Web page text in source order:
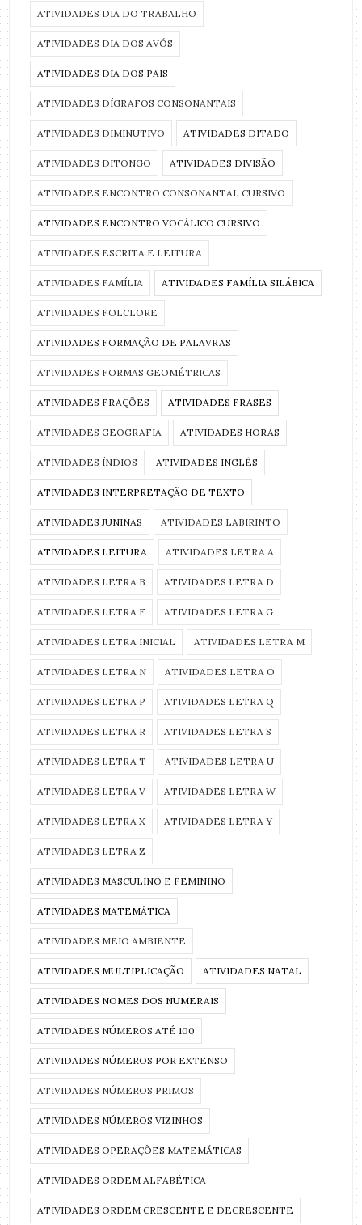
ATIVIDADES DIA DO TRABALHO
ATIVIDADES DIA DOS AVÓS
ATIVIDADES DIA DOS PAIS
ATIVIDADES DÍGRAFOS CONSONANTAIS
ATIVIDADES DIMINUTIVO ATIVIDADES DITADO
ATIVIDADES DITONGO ATIVIDADES DIVISÃO
ATIVIDADES ENCONTRO CONSONANTAL CURSIVO
ATIVIDADES ENCONTRO VOCÁLICO CURSIVO
ATIVIDADES ESCRITA E LEITURA
ATIVIDADES FAMÍLIA ATIVIDADES FAMÍLIA SILÁBICA
ATIVIDADES FOLCLORE
ATIVIDADES FORMAÇÃO DE PALAVRAS
ATIVIDADES FORMAS GEOMÉTRICAS
ATIVIDADES FRAÇÕES ATIVIDADES FRASES
ATIVIDADES GEOGRAFIA ATIVIDADES HORAS
ATIVIDADES ÍNDIOS ATIVIDADES INGLÊS
ATIVIDADES INTERPRETAÇÃO DE TEXTO
ATIVIDADES JUNINAS ATIVIDADES LABIRINTO
ATIVIDADES LEITURA ATIVIDADES LETRA A
ATIVIDADES LETRA B ATIVIDADES LETRA D
ATIVIDADES LETRA F ATIVIDADES LETRA G
ATIVIDADES LETRA INICIAL ATIVIDADES LETRA M
ATIVIDADES LETRA N ATIVIDADES LETRA O
ATIVIDADES LETRA P ATIVIDADES LETRA Q
ATIVIDADES LETRA R ATIVIDADES LETRA S
ATIVIDADES LETRA T ATIVIDADES LETRA U
ATIVIDADES LETRA V ATIVIDADES LETRA W
ATIVIDADES LETRA X ATIVIDADES LETRA Y
ATIVIDADES LETRA Z
ATIVIDADES MASCULINO E FEMININO
ATIVIDADES MATEMÁTICA
ATIVIDADES MEIO AMBIENTE
ATIVIDADES MULTIPLICAÇÃO ATIVIDADES NATAL
ATIVIDADES NOMES DOS NUMERAIS
ATIVIDADES NÚMEROS ATÉ 100
ATIVIDADES NÚMEROS POR EXTENSO
ATIVIDADES NÚMEROS PRIMOS
ATIVIDADES NÚMEROS VIZINHOS
ATIVIDADES OPERAÇÕES MATEMÁTICAS
ATIVIDADES ORDEM ALFABÉTICA
ATIVIDADES ORDEM CRESCENTE E DECRESCENTE